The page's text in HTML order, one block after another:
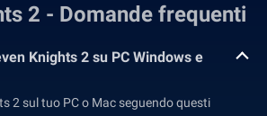
2 - Domande frequenti
Knights 2 su PC Windows e
2 sul tuo PC o Mac seguendo questi